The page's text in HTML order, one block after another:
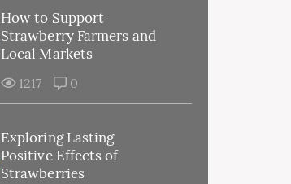
How to Support
Strawberry Farmers and
Local Markets
1217 0
Exploring Lasting
Positive Effects of
Strawberries